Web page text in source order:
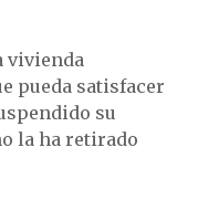
vivienda
pueda satisfacer
su
la ha retirado